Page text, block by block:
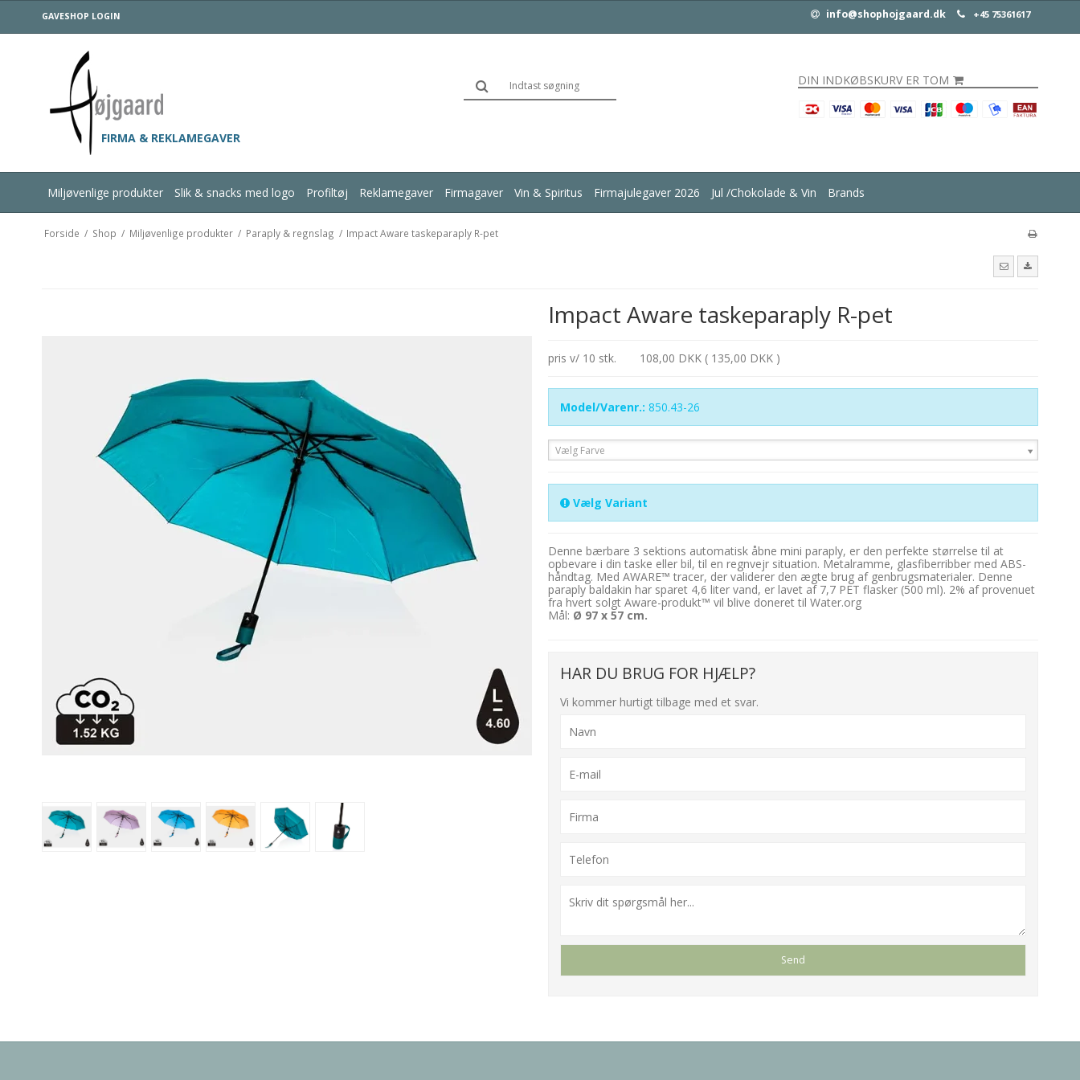
GAVESHOP LOGIN info@shophojgaard.dk +45 75361617
FIRMA & REKLAMEGAVER
DIN INDKØBSKURV ER TOM
Miljøvenlige produkter Slik & snacks med logo Profiltøj Reklamegaver Firmagaver Vin & Spiritus Firmajulegaver 2026 Jul /Chokolade & Vin Brands
Forside / Shop / Miljøvenlige produkter / Paraply & regnslag / Impact Aware taskeparaply R-pet
Impact Aware taskeparaply R-pet
pris v/ 10 stk. 108,00 DKK ( 135,00 DKK )
Model/Varenr.: 850.43-26
Vælg Farve
Vælg Variant
Denne bærbare 3 sektions automatisk åbne mini paraply, er den perfekte størrelse til at
opbevare i din taske eller bil, til en regnvejr situation. Metalramme, glasfiberribber med ABS-
håndtag. Med AWARE™ tracer, der validerer den ægte brug af genbrugsmaterialer. Denne
paraply baldakin har sparet 4,6 liter vand, er lavet af 7,7 PET flasker (500 ml). 2% af provenuet
fra hvert solgt Aware-produkt™ vil blive doneret til Water.org
Mål: Ø 97 x 57 cm.
HAR DU BRUG FOR HJÆLP?
Vi kommer hurtigt tilbage med et svar.